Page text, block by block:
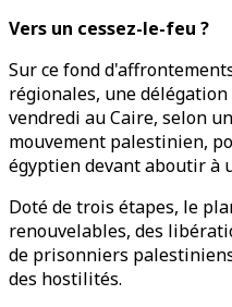
Vers un cessez-le-feu ?
Sur ce fond
régionales, une
vendredi au Caire, selon
mouvement palestinien,
égyptien devant aboutir à
Doté de trois étapes, le
renouvelables, des
de prisonniers
des hostilités.